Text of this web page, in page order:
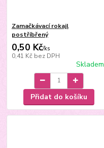
Zamačkávací rokajl
postříbřený
0,50 Kč/ks
0,41 Kč bez DPH
Skladem
Přidat do košíku